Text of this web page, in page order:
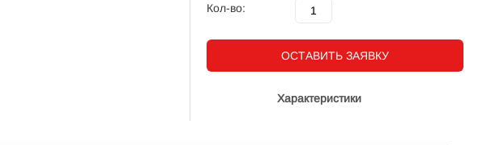
Кол-во:
ОСТАВИТЬ ЗАЯВКУ
Характеристики